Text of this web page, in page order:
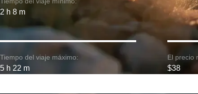
2 h 8 m
Tiempo del viaje máximo:
5 h 22 m
El precio
$38